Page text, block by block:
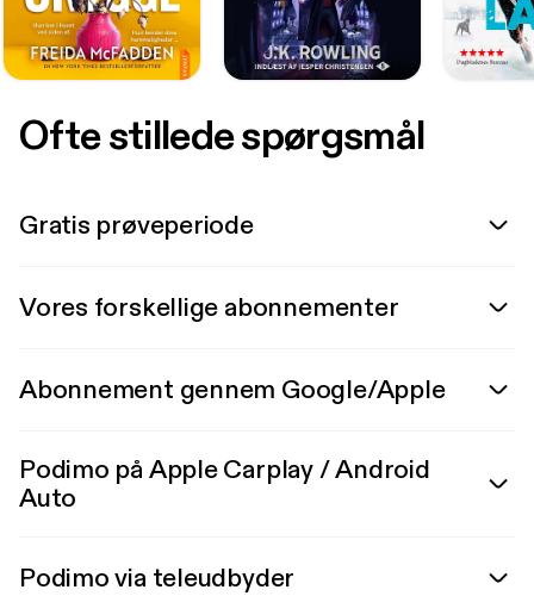
Ofte stillede spørgsmål
Gratis prøveperiode
Vores forskellige abonnementer
Abonnement gennem Google/Apple
Podimo på Apple Carplay / Android
Auto
Podimo via teleudbyder